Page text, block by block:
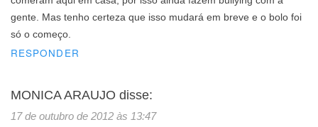
gente. Mas tenho certeza que isso mudará em breve e o bolo foi
só o começo.
RESPONDER
MONICA ARAUJO disse:
17 de outubro de 2012 às 13:47